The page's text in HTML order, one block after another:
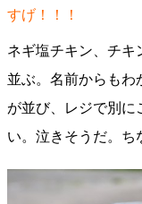
すげ！！！
ネギ塩チキン、チキ
並ぶ。名前からもわ
が並び、レジで別に
い。泣きそうだ。ち